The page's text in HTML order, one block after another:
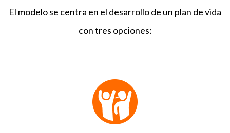
El modelo se centra en el desarrollo de un plan de vida
con tres opciones: